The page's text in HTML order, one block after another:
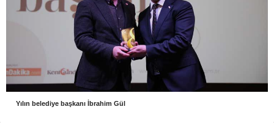
Yılın belediye başkanı İbrahim Gül